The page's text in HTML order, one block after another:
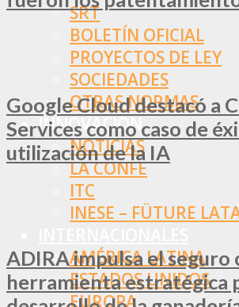
SRT
BOLETÍN OFICIAL
PROYECTOS DE LEY
SOCIEDADES
OTRAS NORMAS
INNOVACIÓN
NOTICIAS
LA CONFE
ITC
INESE – FÜTURE
AMÉRICA LATINA
ESTADOS UNIDOS
EUROPA
Google Cloud destacó a
Services como caso de
utilización de la IA
ADIRA impulsa el seguro
herramienta estratégica